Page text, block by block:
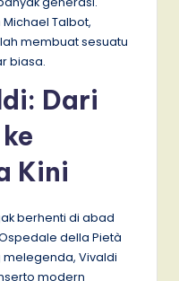
Talbot,
membuat sesuatu
biasa.
Dari
Kini
berhenti di abad
della Pietà
Vivaldi
modern